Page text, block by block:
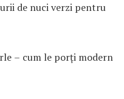
de nuci verzi pentru
– cum le porți modern